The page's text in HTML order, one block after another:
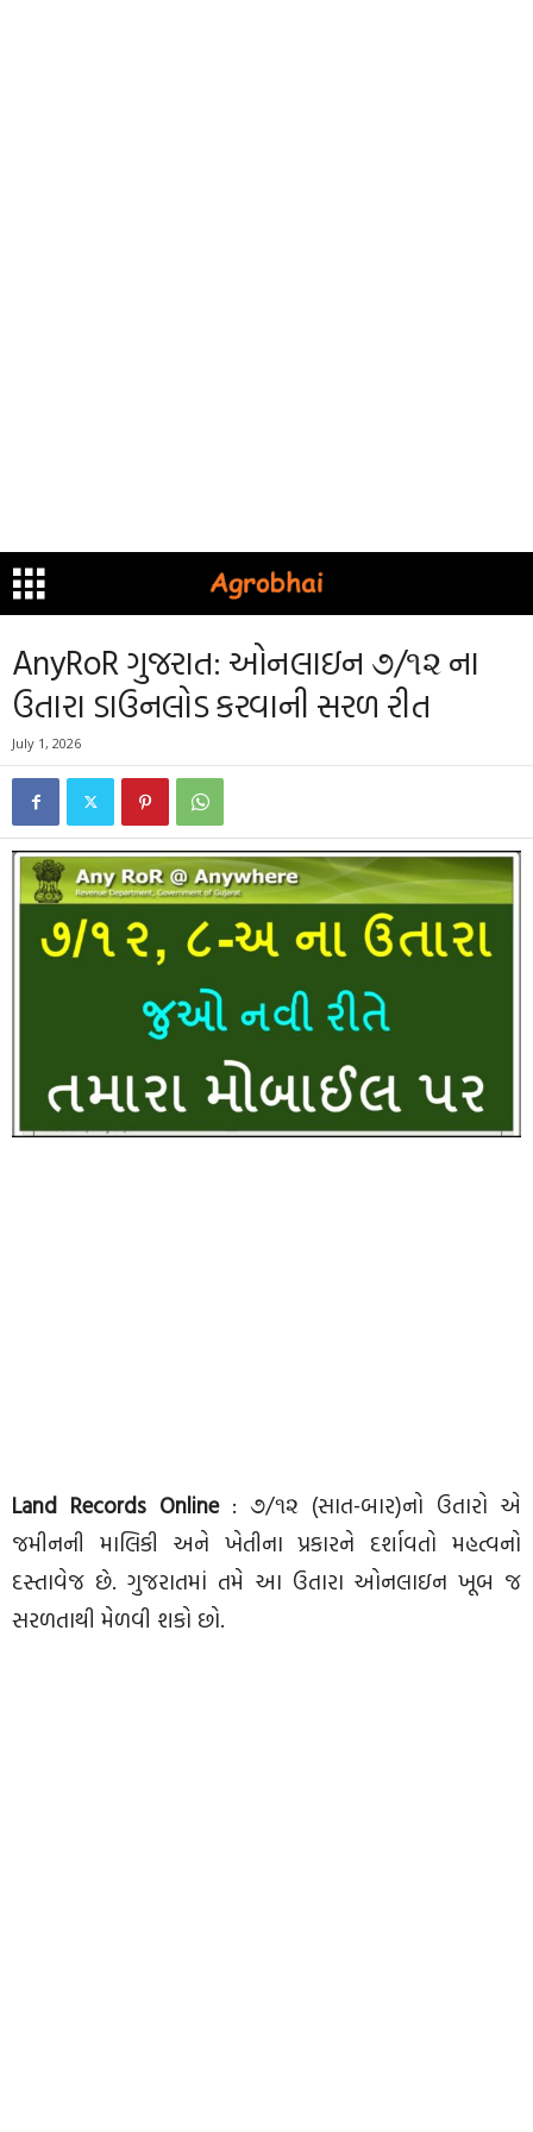
AnyRoR ગુજરાત: ઓનલાઇન ૭/૧૨ ના
ઉતારા ડાઉનલોડ કરવાની સરળ રીત
July 1, 2026
Land Records Online: ૭/૧૨ (સાત-બાર)નો ઉતારો એ
જમીનની માલિકી અને ખેતીના પ્રકારને દર્શાવતો મહત્વનો
દસ્તાવેજ છે. ગુજરાતમાં તમે આ ઉતારા ઓનલાઇન ખૂબ જ
સરળતાથી મેળવી શકો છો.